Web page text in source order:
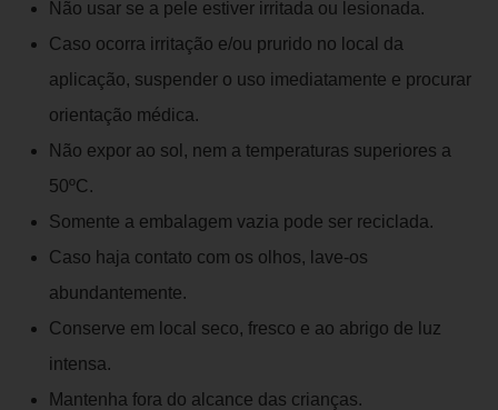
Não usar se a pele estiver irritada ou lesionada.
Caso ocorra irritação e/ou prurido no local da
aplicação, suspender o uso imediatamente e procurar
orientação médica.
Não expor ao sol, nem a temperaturas superiores a
50ºC.
Somente a embalagem vazia pode ser reciclada.
Caso haja contato com os olhos, lave-os
abundantemente.
Conserve em local seco, fresco e ao abrigo de luz
intensa.
Mantenha fora do alcance das crianças.